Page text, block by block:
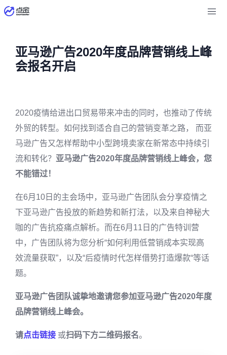
亚马逊广告2020年度品牌营销线上峰
会报名开启
2020疫情给进出口贸易带来冲击的同时，也推动了传统
外贸的转型。如何找到适合自己的营销变革之路， 而亚
马逊广告又怎样帮助中小型跨境卖家在新常态中持续引
流和转化？ 亚马逊广告2020年度品牌营销线上峰会，您
不能错过！
在6月10日的主会场中，亚马逊广告团队会分享疫情之
下亚马逊广告投放的新趋势和新打法，以及来自神秘大
咖的广告抗疫痛点解析。而在6月11日的广告特训营
中，广告团队将为您分析“如何利用低营销成本实现高
效流量获取”，以及“后疫情时代怎样借势打造爆款“等话
题。
亚马逊广告团队诚挚地邀请您参加亚马逊广告2020年度
品牌营销线上峰会。
请点击链接 或扫码下方二维码报名。